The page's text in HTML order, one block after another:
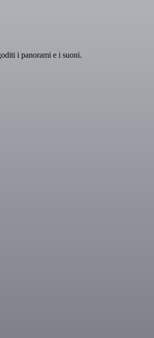
i panorami e i suoni.